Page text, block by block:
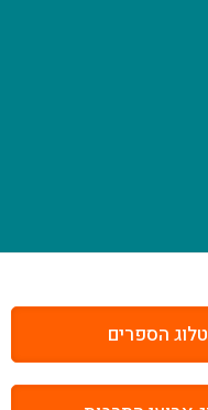
הספרים